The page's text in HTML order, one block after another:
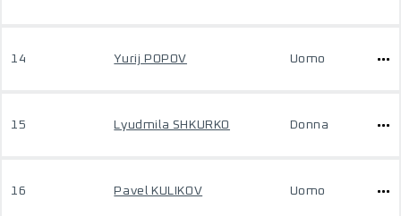
14 Yurij POPOV Uomo
15 Lyudmila SHKURKO Donna
16 Pavel KULIKOV Uomo